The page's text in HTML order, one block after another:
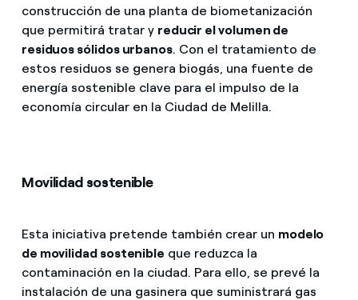
construcción de una planta de biometanización
que permitirá tratar y reducir el volumen de
residuos sólidos urbanos. Con el tratamiento de
estos residuos se genera biogás, una fuente de
energía sostenible clave para el impulso de la
economía circular en la Ciudad de Melilla.
Movilidad sostenible
Esta iniciativa pretende también crear un modelo
de movilidad sostenible que reduzca la
contaminación en la ciudad. Para ello, se prevé la
instalación de una gasinera que suministrará gas